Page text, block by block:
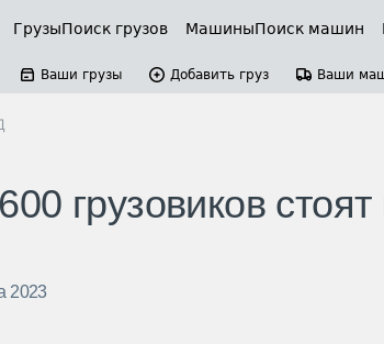
ГрузыПоиск грузов МашиныПоиск машин
Ваши грузы Добавить груз Ваши
грузовиков
2023